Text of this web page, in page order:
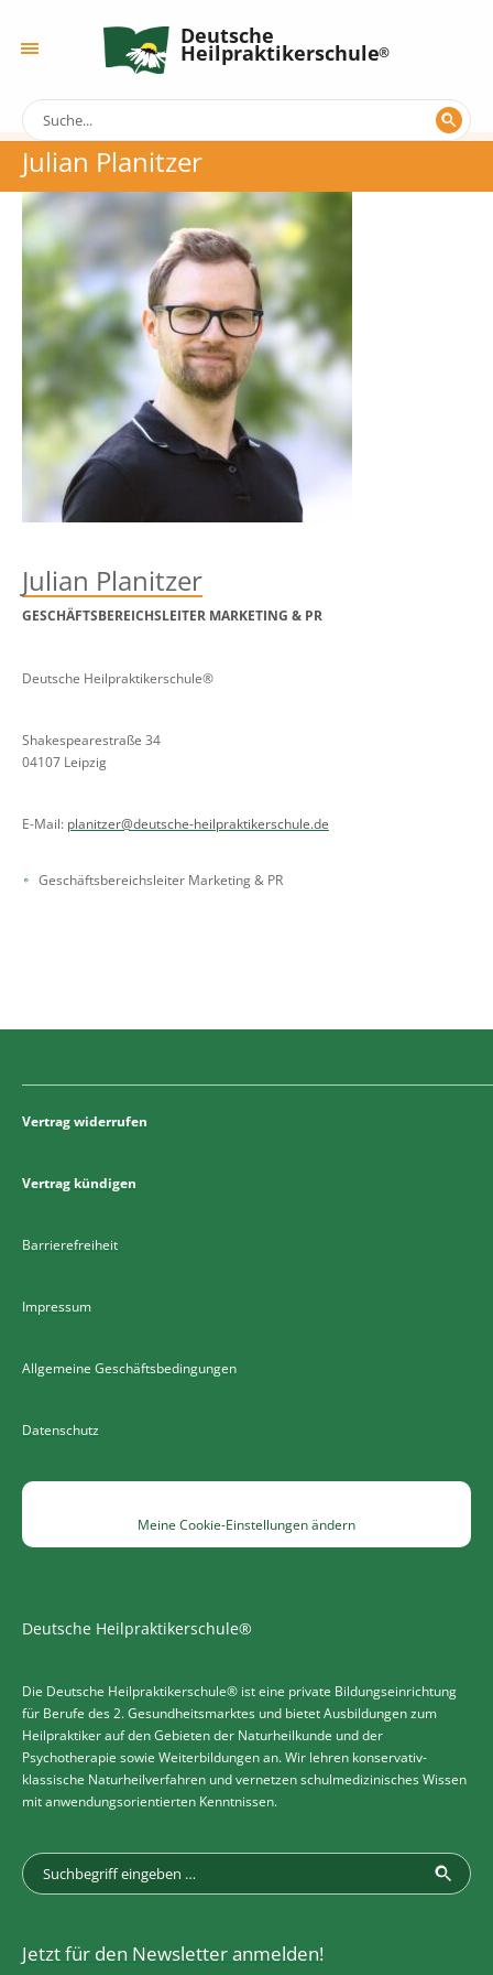
Deutsche
Heilpraktikerschule
Julian Planitzer
Julian Planitzer
GESCHÄFTSBEREICHSLEITER MARKETING & PR
Deutsche Heilpraktikerschule®
Shakespearestraße 34
04107 Leipzig
E-Mail: planitzer@deutsche-heilpraktikerschule.de
Geschäftsbereichsleiter Marketing & PR
Vertrag widerrufen
Vertrag kündigen
Barrierefreiheit
Impressum
Allgemeine Geschäftsbedingungen
Datenschutz
Meine Cookie-Einstellungen ändern
Deutsche Heilpraktikerschule®
Die Deutsche Heilpraktikerschule® ist eine private Bildungseinrichtung
für Berufe des 2. Gesundheitsmarktes und bietet Ausbildungen zum
Heilpraktiker auf den Gebieten der Naturheilkunde und der
Psychotherapie sowie Weiterbildungen an. Wir lehren konservativ-
klassische Naturheilverfahren und vernetzen schulmedizinisches Wissen
mit anwendungsorientierten Kenntnissen.
Jetzt für den Newsletter anmelden!